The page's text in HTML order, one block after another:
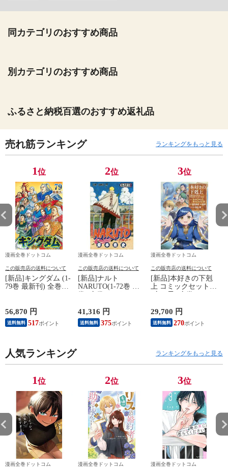
同カテゴリのおすすめ商品
別カテゴリのおすすめ商品
ふるさと納税百選のおすすめ返礼品
売れ筋ランキング ランキングをもっと見る
1位
漫画全巻ドットコム
この販売店の送料について
[新品]キングダム (1-
79巻 最新刊) 全巻セ
56,870 円
送料無料 517
2位
漫画全巻ドットコム
この販売店の送料について
[新品]ナルト
NARUTO(1-72巻 全
41,316 円
送料無料 375
3位
漫画全巻ドットコム
この販売店の送料について
[新品]本好きの下剋
上 コミックセット
29,700 円
送料無料 270
人気ランキング ランキングをもっと見る
1位
漫画全巻ドットコム
2位
漫画全巻ドットコム
3位
漫画全巻ドットコム